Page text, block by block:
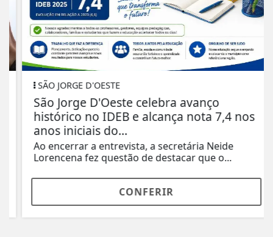
SÃO JORGE D'OESTE
São Jorge D'Oeste celebra avanço
histórico no IDEB e alcança nota 7,4 nos
anos iniciais do...
Ao encerrar a entrevista, a secretária Neide
Lorencena fez questão de destacar que o...
CONFERIR